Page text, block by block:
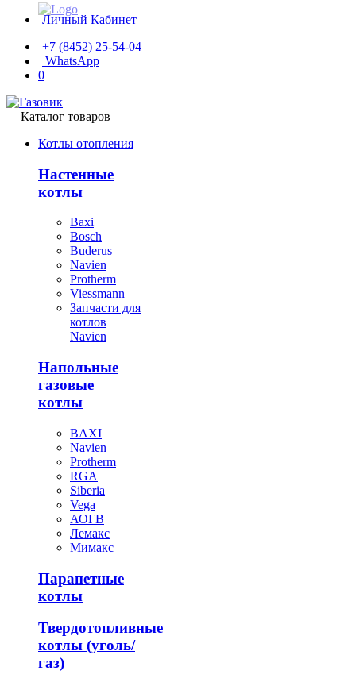
Личный Кабинет
+7 (8452) 25-54-04
WhatsApp
0
Каталог товаров
Котлы отопления
Настенные
котлы
Baxi
Bosch
Buderus
Navien
Protherm
Viessmann
Запчасти для
котлов
Navien
Напольные
газовые
котлы
BAXI
Navien
Protherm
RGA
Siberia
Vega
АОГВ
Лемакс
Мимакс
Парапетные
котлы
Твердотопливные
котлы (уголь/
газ)